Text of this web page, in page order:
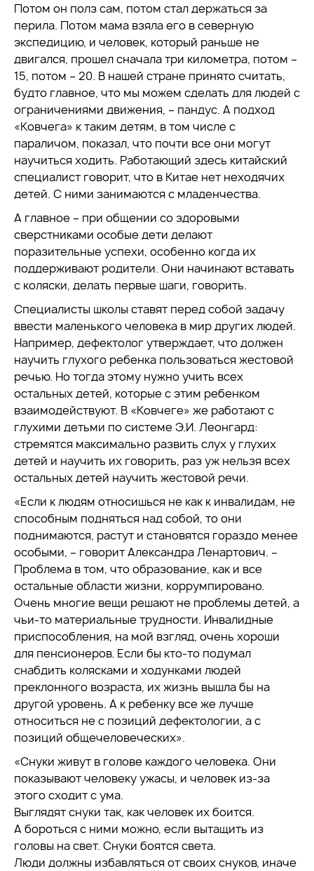
Потом он полз сам, потом стал держаться за
перила. Потом мама взяла его в северную
экспедицию, и человек, который раньше не
двигался, прошел сначала три километра, потом –
15, потом – 20. В нашей стране принято считать,
будто главное, что мы можем сделать для людей с
ограничениями движения, – пандус. А подход
«Ковчега» к таким детям, в том числе с
параличом, показал, что почти все они могут
научиться ходить. Работающий здесь китайский
специалист говорит, что в Китае нет неходячих
детей. С ними занимаются с младенчества.
А главное – при общении со здоровыми
сверстниками особые дети делают
поразительные успехи, особенно когда их
поддерживают родители. Они начинают вставать
с коляски, делать первые шаги, говорить.
Специалисты школы ставят перед собой задачу
ввести маленького человека в мир других людей.
Например, дефектолог утверждает, что должен
научить глухого ребенка пользоваться жестовой
речью. Но тогда этому нужно учить всех
остальных детей, которые с этим ребенком
взаимодействуют. В «Ковчеге» же работают с
глухими детьми по системе Э.И. Леонгард:
стремятся максимально развить слух у глухих
детей и научить их говорить, раз уж нельзя всех
остальных детей научить жестовой речи.
«Если к людям относишься не как к инвалидам, не
способным подняться над собой, то они
поднимаются, растут и становятся гораздо менее
особыми, – говорит Александра Ленартович. –
Проблема в том, что образование, как и все
остальные области жизни, коррумпировано.
Очень многие вещи решают не проблемы детей, а
чьи-то материальные трудности. Инвалидные
приспособления, на мой взгляд, очень хороши
для пенсионеров. Если бы кто-то подумал
снабдить колясками и ходунками людей
преклонного возраста, их жизнь вышла бы на
другой уровень. А к ребенку все же лучше
относиться не с позиций дефектологии, а с
позиций общечеловеческих».
«Снуки живут в голове каждого человека. Они
показывают человеку ужасы, и человек из-за
этого сходит с ума.
Выглядят снуки так, как человек их боится.
А бороться с ними можно, если вытащить из
головы на свет. Снуки боятся света.
Люди должны избавляться от своих снуков, иначе